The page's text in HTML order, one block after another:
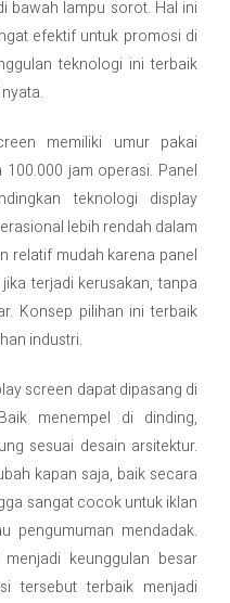
bawah lampu sorot. Hal ini
efektif untuk promosi di
teknologi ini terbaik
memiliki umur pakai
jam operasi. Panel
teknologi display
lebih rendah dalam
relatif mudah karena panel
terjadi kerusakan, tanpa
Konsep pilihan ini terbaik
industri.
screen dapat dipasang di
menempel di dinding,
sesuai desain arsitektur.
kapan saja, baik secara
sangat cocok untuk iklan
pengumuman mendadak.
keunggulan besar
tersebut terbaik menjadi